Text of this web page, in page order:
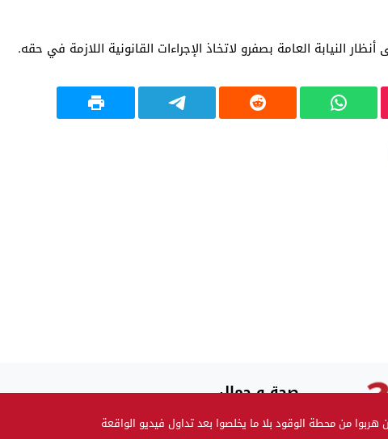
النيابة العامة بصفرو لاتخاذ الإجراءات القانونية اللازمة في حقه.
صحة و جمال
من محطة الوقود بلا ما يخلصوا بعد تداول فيديو الواقعة